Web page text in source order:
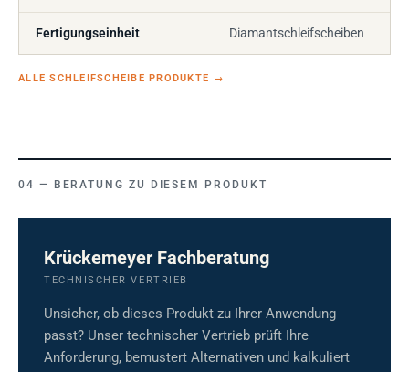
Fertigungseinheit Diamantschleifscheiben
ALLE SCHLEIFSCHEIBE PRODUKTE →
BERATUNG ZU DIESEM PRODUKT
Krückemeyer Fachberatung
TECHNISCHER VERTRIEB
Unsicher, ob dieses Produkt zu Ihrer Anwendung
passt? Unser technischer Vertrieb prüft Ihre
Anforderung, bemustert Alternativen und kalkuliert